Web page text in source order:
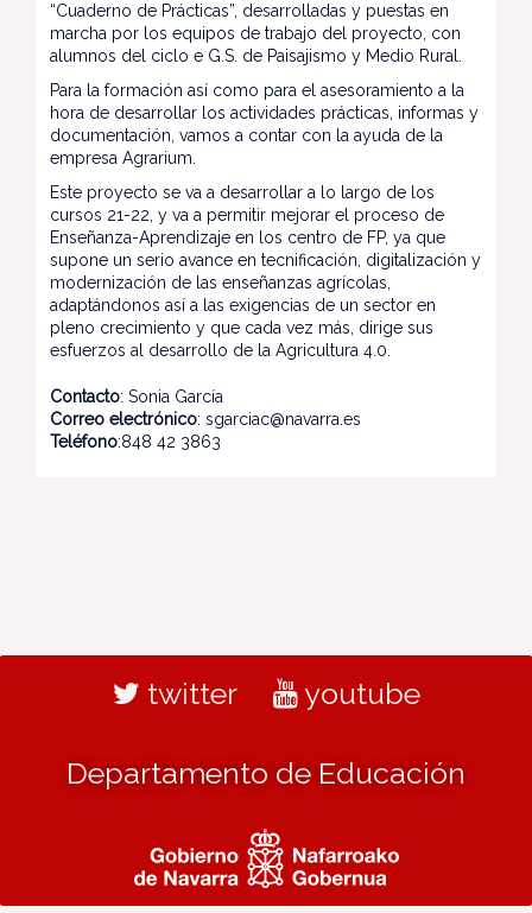
“Cuaderno de Prácticas”, desarrolladas y puestas en
marcha por los equipos de trabajo del proyecto, con
alumnos del ciclo e G.S. de Paisajismo y Medio Rural.
Para la formación así como para el asesoramiento a la
hora de desarrollar los actividades prácticas, informas y
documentación, vamos a contar con la ayuda de la
empresa Agrarium.
Este proyecto se va a desarrollar a lo largo de los
cursos 21-22, y va a permitir mejorar el proceso de
Enseñanza-Aprendizaje en los centro de FP, ya que
supone un serio avance en tecnificación, digitalización y
modernización de las enseñanzas agrícolas,
adaptándonos así a las exigencias de un sector en
pleno crecimiento y que cada vez más, dirige sus
esfuerzos al desarrollo de la Agricultura 4.0.
Contacto: Sonia García
Correo electrónico: sgarciac@navarra.es
Teléfono:848 42 3863
twitter youtube
Departamento de Educación